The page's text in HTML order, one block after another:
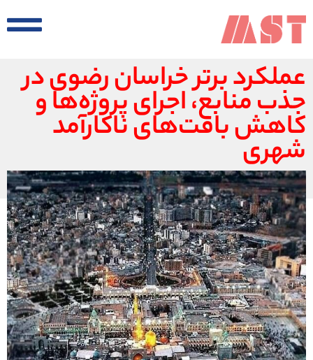
عملکرد برتر خراسان رضوی در
جذب منابع، اجرای پروژه‌ها و
کاهش بافت‌های ناکارآمد
شهری